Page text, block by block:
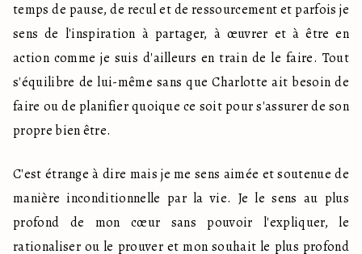
temps de pause, de recul et de ressourcement et parfois je
sens de l'inspiration à partager, à œuvrer et à être en
action comme je suis d'ailleurs en train de le faire. Tout
s'équilibre de lui-même sans que Charlotte ait besoin de
faire ou de planifier quoique ce soit pour s'assurer de son
propre bien être.
C'est étrange à dire mais je me sens aimée et soutenue de
manière inconditionnelle par la vie. Je le sens au plus
profond de mon cœur sans pouvoir l'expliquer, le
rationaliser ou le prouver et mon souhait le plus profond